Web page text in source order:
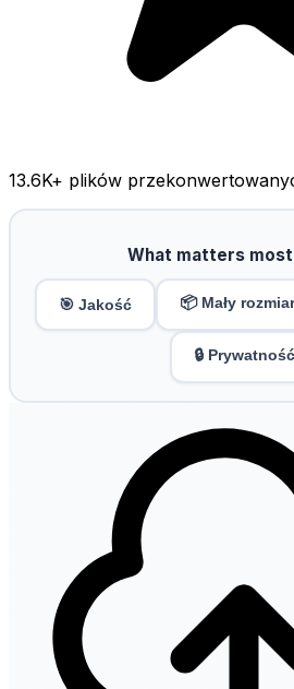
13.6K+ plików
What matters
🎯 Jakość 📦 Mały rozmiar
🔒 Prywatność